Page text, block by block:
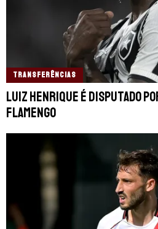
TRANSFERÊNCIAS
Luiz Henrique é disputado
Flamengo